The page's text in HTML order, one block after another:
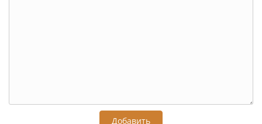
Добавить